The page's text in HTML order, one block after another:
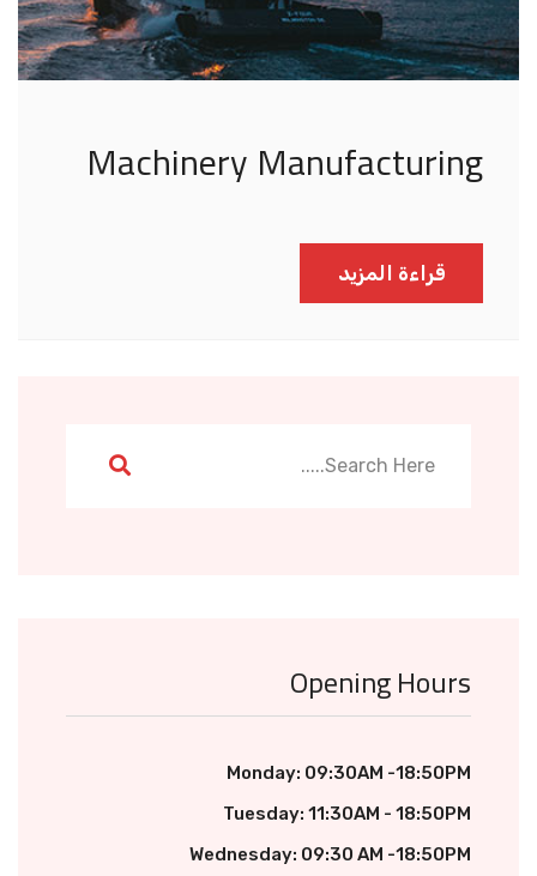
Opening Hours
Monday: 09:30AM -18:50PM
Tuesday: 11:30AM - 18:50PM
Wednesday: 09:30 AM -18:50PM
Machinery Manufacturing
قراءة المزيد